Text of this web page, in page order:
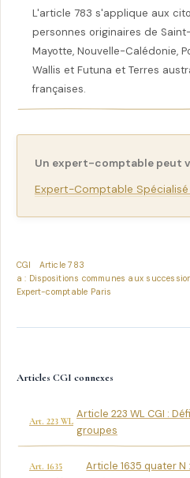
L'article 783 s'applique aux
personnes originaires de
Mayotte, Nouvelle-Calédonie,
Wallis et Futuna et Terres
françaises.
Un expert-comptable peut
Expert-Comptable
CGI
Article 783
a : Dispositions communes aux
Expert-comptable Paris
Articles CGI connexes
Art. 223 WL
Article 223 WL CGI :
groupes
Art. 1635
Article 1635 quater N